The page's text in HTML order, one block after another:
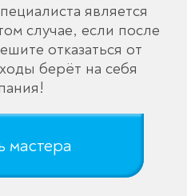
является
случае, если после
отказаться от
берёт на себя
мастера